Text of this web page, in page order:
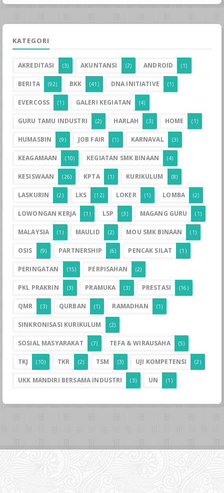
KATEGORI
AKREDITASI (3) AKUNTANSI (2) ANDROID (1)
BERITA (92) BKK (41) DNA INITIATIVE (1)
EVERCOSS (1) GALERI KEGIATAN (4)
GURU TAMU INDUSTRI (2) HARLAH (3) HOME (1)
HUMASBIN (9) JOB FAIR (1) KARNAVAL (3)
KEAGAMAAN (10) KEGIATAN SMK BINAAN (4)
KESISWAAN (26) KPTA (1) KURIKULUM (8)
LASKURIN (2) LKS (12) LOKER (1) LOMBA (2)
LOWONGAN KERJA (1) LSP (3) MAGANG GURU (1)
MALAYSIA (1) MAULID (2) MOU SMK BINAAN (1)
OSIS (9) PARTNERSHIP (6) PENCAK SILAT (1)
PERINGATAN (15) PERPISAHAN (2)
PKL PRAKRIN (3) PRAMUKA (3) PRESTASI (16)
QMR (3) QURBAN (1) RAMADHAN (1)
SINKRONISASI KURIKULUM (2)
SOSIAL MASYARAKAT (7) TEFA & WIRAUSAHA (5)
TKJ (10) TKR (2) TSM (3) UJI KOMPETENSI (2)
UKK MANDIRI BERSAMA INDUSTRI (3) UN (1)